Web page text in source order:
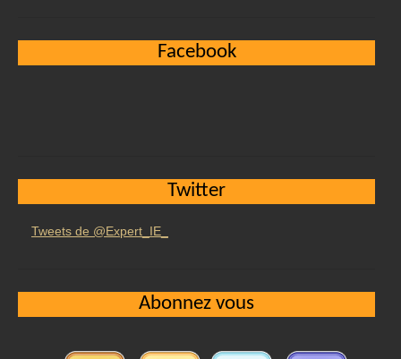
Facebook
Twitter
Tweets de @Expert_IE_
Abonnez vous